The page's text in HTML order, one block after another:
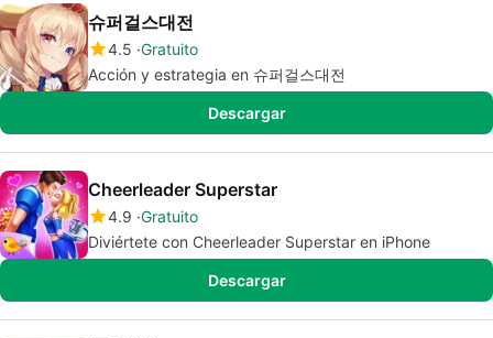
슈퍼걸스대전
4.5 Gratuito
Acción y estrategia en 슈퍼걸스대전
Descargar
Cheerleader Superstar
4.9 Gratuito
Diviértete con Cheerleader Superstar en iPhone
Descargar